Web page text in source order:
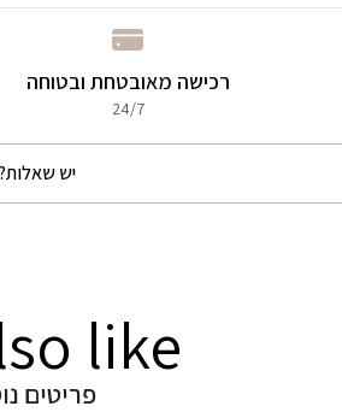
רכישה מאובטחת ובטוחה
24/7
יש
like
פריטים